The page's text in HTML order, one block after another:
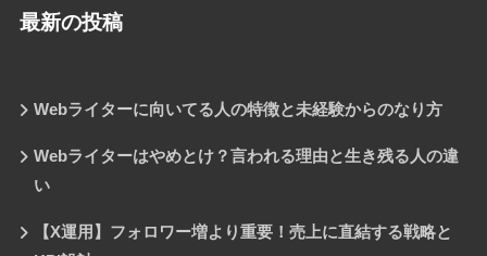
最新の投稿
Webライターに向いてる人の特徴と未経験からのなり方
Webライターはやめとけ？言われる理由と生き残る人の違
い
【X運用】フォロワー増より重要！売上に直結する戦略と